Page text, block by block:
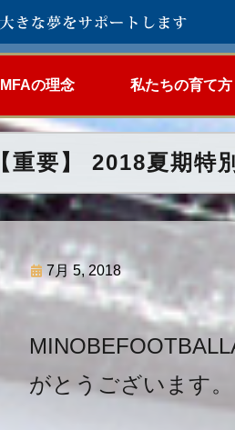
MFAの理念 私たちの育て方
【重要】 2018夏期特
7月 5, 2018
がとうございます。